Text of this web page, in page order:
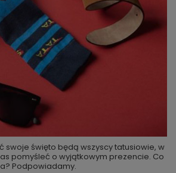
swoje święto będą wszyscy tatusiowie, w
pomyśleć o wyjątkowym prezencie. Co
Podpowiadamy.